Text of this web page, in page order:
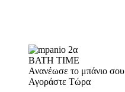
BATH TIME
Ανανέωσε το μπάνιο σου
Αγοράστε Τώρα